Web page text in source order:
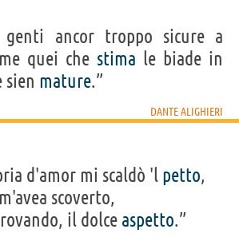
ancor troppo sicure a
quei che stima le biade in
sien mature.”
DANTE ALIGHIERI
d'amor mi scaldò 'l petto,
scoverto,
il dolce aspetto.”